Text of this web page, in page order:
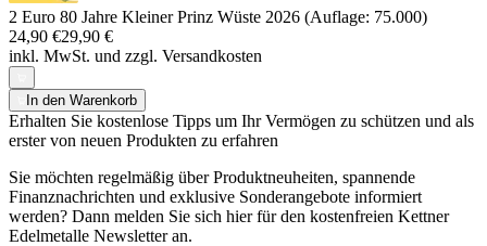
2 Euro 80 Jahre Kleiner Prinz Wüste 2026 (Auflage: 75.000)
24,90 €29,90 €
inkl. MwSt. und zzgl. Versandkosten
In den Warenkorb
Erhalten Sie kostenlose Tipps um Ihr Vermögen zu schützen und als
erster von neuen Produkten zu erfahren
Sie möchten regelmäßig über Produktneuheiten, spannende
Finanznachrichten und exklusive Sonderangebote informiert
werden? Dann melden Sie sich hier für den kostenfreien Kettner
Edelmetalle Newsletter an.